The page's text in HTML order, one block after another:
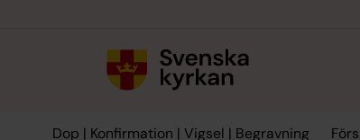
Dop | Konfirmation | Vigsel | Begravning